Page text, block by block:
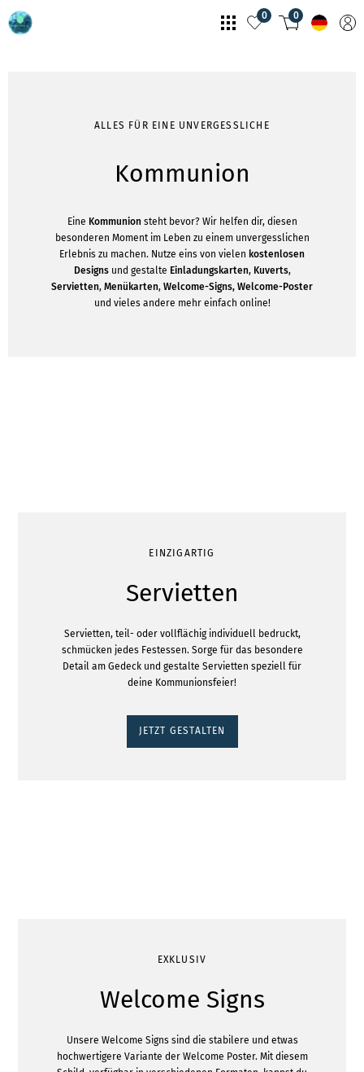
0 0
ALLES FÜR EINE UNVERGESSLICHE
Kommunion
Eine Kommunionsteht bevor? Wir helfen dir, diesen
besonderen Moment im Leben zu einem unvergesslichen
Erlebnis zu machen. Nutze eins von vielen kostenlosen
Designsund gestalte Einladungskarten, Kuverts,
Servietten, Menükarten, Welcome-Signs, Welcome-Poster
und vieles andere mehr einfach online!
EINZIGARTIG
Servietten
Servietten, teil- oder vollflächig individuell bedruckt,
schmücken jedes Festessen. Sorge für das besondere
Detail am Gedeck und gestalte Servietten speziell für
deine Kommunionsfeier!
JETZT GESTALTEN
EXKLUSIV
Welcome Signs
Unsere Welcome Signs sind die stabilere und etwas
hochwertigere Variante der Welcome Poster. Mit diesem